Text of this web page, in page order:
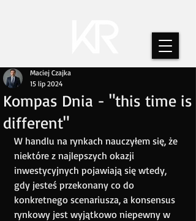
Kompas Dnia - "this time is
different"
Maciej Czajka
15 lip 2024
W handlu na rynkach nauczyłem się, że
niektóre z najlepszych okazji
inwestycyjnych pojawiają się wtedy,
gdy jesteś przekonany co do
konkretnego scenariusza, a konsensus
rynkowy jest wyjątkowo niepewny w